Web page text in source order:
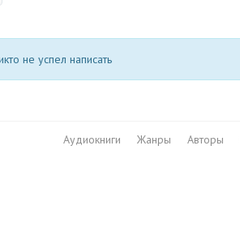
не успел написать
Аудиокниги Жанры Авторы